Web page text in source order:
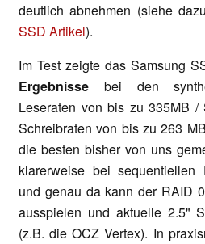
deutlich abnehmen (siehe
SSD Artikel).
Im Test zeigte das Samsung
Ergebnisse bei den
Leseraten von bis zu 335MB /
Schreibraten von bis zu 263
die besten bisher von uns
klarerweise bei sequentiellen
und genau da kann der RAID
ausspielen und aktuelle 2.5"
(z.B. die OCZ Vertex). In